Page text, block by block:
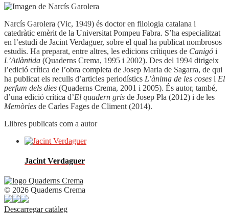
Narcís Garolera (Vic, 1949) és doctor en filologia catalana i
catedràtic emèrit de la Universitat Pompeu Fabra. S’ha especialitzat
en l’estudi de Jacint Verdaguer, sobre el qual ha publicat nombrosos
estudis. Ha preparat, entre altres, les edicions crítiques de Canigó i
L’Atlàntida (Quaderns Crema, 1995 i 2002). Des del 1994 dirigeix
l’edició crítica de l’obra completa de Josep Maria de Sagarra, de qui
ha publicat els reculls d’articles periodístics L’ànima de les coses i El
perfum dels dies (Quaderns Crema, 2001 i 2005). És autor, també,
d’una edició crítica d’El quadern gris de Josep Pla (2012) i de les
Memòries de Carles Fages de Climent (2014).
Llibres publicats com a autor
Jacint Verdaguer
© 2026 Quaderns Crema
Descarregar catàleg